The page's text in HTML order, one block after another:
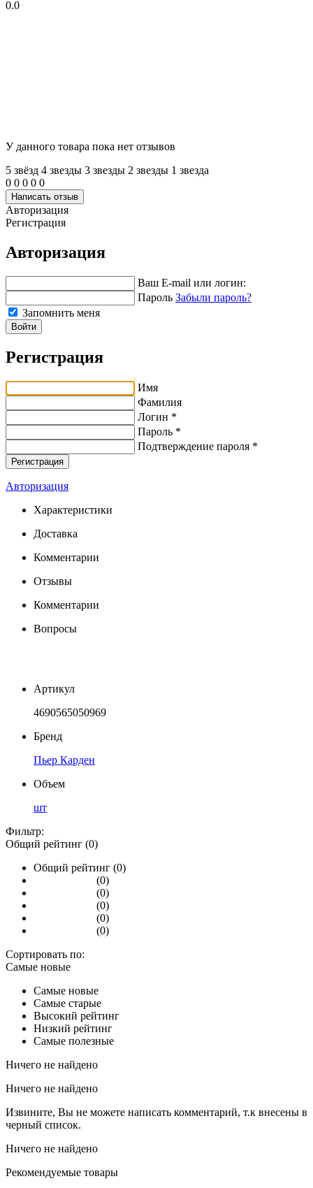
0.0
У данного товара пока нет отзывов
5 звёзд 4 звeзды 3 звeзды 2 звeзды 1 звeзда
0 0 0 0 0
Написать отзыв
Авторизация
Регистрация
Авторизация
Ваш E-mail или логин:
Пароль Забыли пароль?
Запомнить меня
Войти
Регистрация
Имя
Фамилия
Логин *
Пароль *
Подтверждение пароля *
Авторизация
Характеристики
Доставка
Комментарии
Отзывы
Комментарии
Вопросы
Артикул
4690565050969
Бренд
Пьер Карден
Объем
шт
Фильтр:
Общий рейтинг (0)
Общий рейтинг (0)
(0)
(0)
(0)
(0)
(0)
Сортировать по:
Самые новые
Самые новые
Самые старые
Высокий рейтинг
Низкий рейтинг
Самые полезные
Ничего не найдено
Ничего не найдено
Извините, Вы не можете написать комментарий, т.к внесены в
черный список.
Ничего не найдено
Рекомендуемые товары